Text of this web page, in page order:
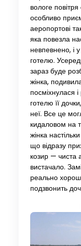
вологе повітря
особливо
аеропортові
яка повезла
невпевнено, і
готелю.
зараз буде
жінка,
посміхнулася
готелю її
неї. Все це
кидаловом на
жінка
що відразу
козир — чиста
вистачало.
реально
подзвонить